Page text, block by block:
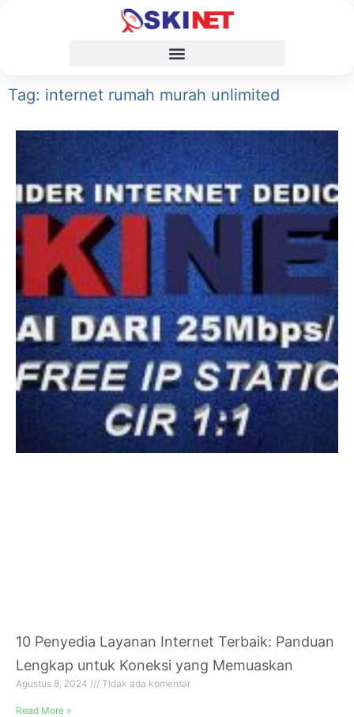
Tag: internet rumah murah unlimited
10 Penyedia Layanan Internet Terbaik: Panduan
Lengkap untuk Koneksi yang Memuaskan
Agustus 8, 2024 Tidak ada komentar
Read More »